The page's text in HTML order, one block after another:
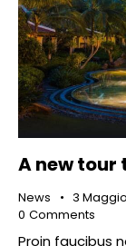
A new tour
News 3
0 Comments
Proin faucibus